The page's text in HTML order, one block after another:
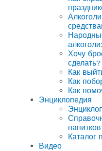
Хочу
сделать?
Как
Как
Как
Энциклопедия
напитков
Каталог
Видео